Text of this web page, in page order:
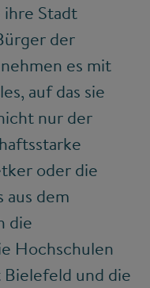
ihre Stadt
der
es mit
auf das sie
nur der
oder die
dem
die
Hochschulen
und die